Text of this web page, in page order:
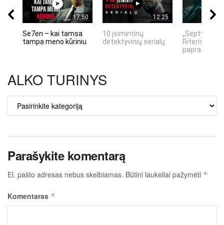
17:50
Se7en – kai tamsa
tampa meno kūriniu
12:25
10 įsimintinų
detektyvinių serialų
„Septynių
Riteris" – kai
ALKO TURINYS
TURINYS
Parašykite komentarą
El. pašto adresas nebus skelbiamas. Būtini laukeliai pažymėti *
Komentaras *